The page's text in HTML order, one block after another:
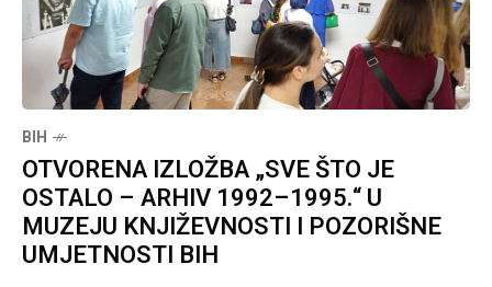
BIH
OTVORENA IZLOŽBA „SVE ŠTO JE
OSTALO – ARHIV 1992–1995.“ U
MUZEJU KNJIŽEVNOSTI I POZORIŠNE
UMJETNOSTI BIH